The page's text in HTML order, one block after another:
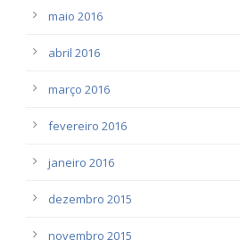
maio 2016
abril 2016
março 2016
fevereiro 2016
janeiro 2016
dezembro 2015
novembro 2015